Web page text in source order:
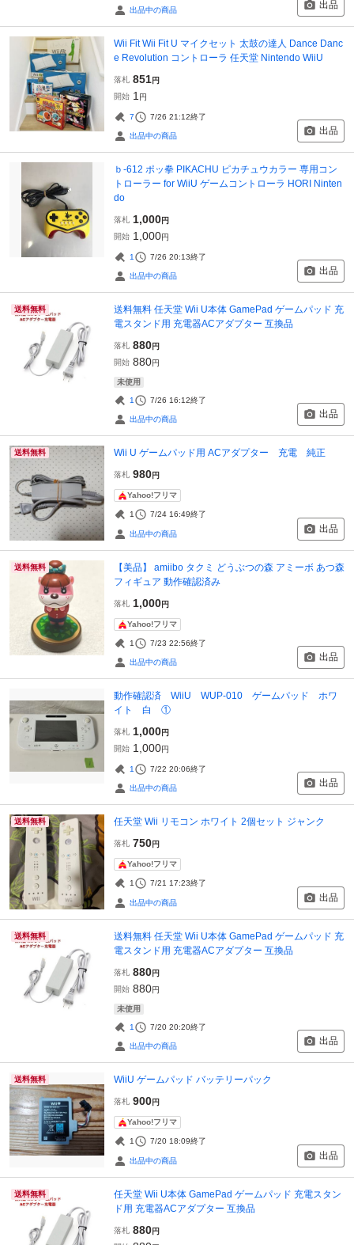
出品中の商品 出品
Wii Fit Wii Fit U マイクセット 太鼓の達人 Dance Danc
e Revolution コントローラ 任天堂 Nintendo WiiU
落札 851円
開始 1 円
7 7/26 21:12終了
出品中の商品 出品
ｂ-612 ポッ拳 PIKACHU ピカチュウカラー 専用コン
トローラー for WiiU ゲームコントローラ HORI Ninten
do
落札 1,000円
開始 1,000円
1 7/26 20:13終了
出品中の商品 出品
送料無料
送料無料 任天堂 Wii U本体 GamePad ゲームパッド 充
電スタンド用 充電器ACアダプター 互換品
落札 880円
開始 880円
未使用
1 7/26 16:12終了
出品中の商品 出品
送料無料 Wii U ゲームパッド用 ACアダプター 充電 純正
落札 980円
Yahoo!フリマ
1 7/24 16:49終了
出品中の商品 出品
送料無料
【美品】 amiibo タクミ どうぶつの森 アミーボ あつ森
フィギュア 動作確認済み
落札 1,000円
Yahoo!フリマ
1 7/23 22:56終了
出品中の商品 出品
動作確認済 WiiU WUP-010 ゲームパッド ホワ
イト 白 ①
落札 1,000円
開始 1,000円
1 7/22 20:06終了
出品中の商品 出品
送料無料 任天堂 Wii リモコン ホワイト 2個セット ジャンク
落札 750円
Yahoo!フリマ
1 7/21 17:23終了
出品中の商品 出品
送料無料
送料無料 任天堂 Wii U本体 GamePad ゲームパッド 充
電スタンド用 充電器ACアダプター 互換品
落札 880円
開始 880円
未使用
1 7/20 20:20終了
出品中の商品 出品
送料無料 WiiU ゲームパッド バッテリーパック
落札 900円
Yahoo!フリマ
1 7/20 18:09終了
出品中の商品 出品
送料無料
任天堂 Wii U本体 GamePad ゲームパッド 充電スタン
ド用 充電器ACアダプター 互換品
落札 880円